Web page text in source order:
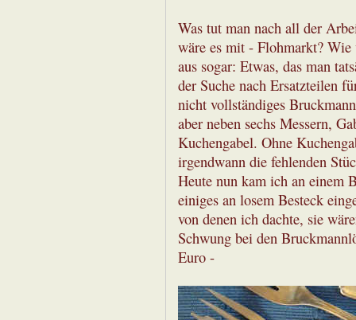
Was tut man nach all der
wäre es mit - Flohmarkt?
aus sogar: Etwas, das man
der Suche nach Ersatzteilen
nicht vollständiges
aber neben sechs Messern,
Kuchengabel. Ohne
irgendwann die fehlenden
Heute nun kam ich an einem
einiges an losem Besteck
von denen ich dachte, sie
Schwung bei den
Euro -